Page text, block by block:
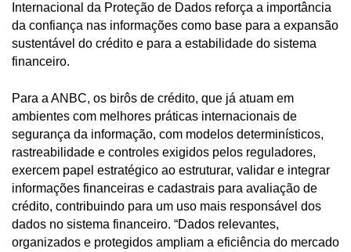
Internacional da Proteção de Dados reforça a importância
da confiança nas informações como base para a expansão
sustentável do crédito e para a estabilidade do sistema
financeiro.
Para a ANBC, os birôs de crédito, que já atuam em
ambientes com melhores práticas internacionais de
segurança da informação, com modelos determinísticos,
rastreabilidade e controles exigidos pelos reguladores,
exercem papel estratégico ao estruturar, validar e integrar
informações financeiras e cadastrais para avaliação de
crédito, contribuindo para um uso mais responsável dos
dados no sistema financeiro. “Dados relevantes,
organizados e protegidos ampliam a eficiência do mercado